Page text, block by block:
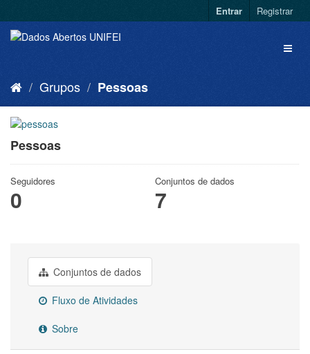
Entrar Registrar
Grupos Pessoas
Pessoas
Seguidores
0
Conjuntos de dados
7
Conjuntos de dados
Fluxo de Atividades
Sobre